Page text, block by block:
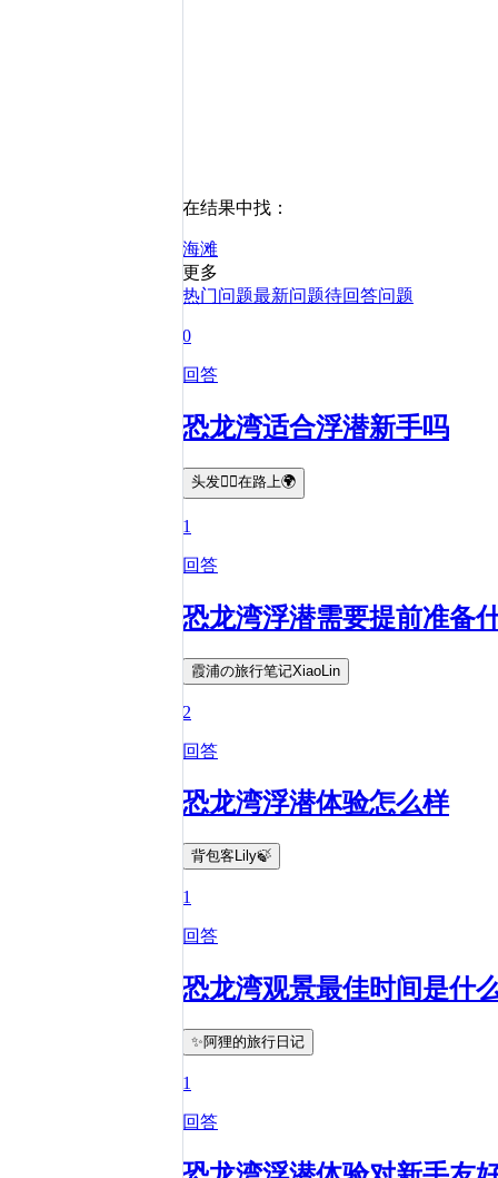
在结果中找：
海滩
更多
热门问题最新问题待回答问题
0
回答
恐龙湾适合浮潜新手吗
头发💇‍♀️在路上🌍
1
回答
恐龙湾浮潜需要提前准备
霞浦の旅行笔记XiaoLin
2
回答
恐龙湾浮潜体验怎么样
背包客Lily🍃
1
回答
恐龙湾观景最佳时间是什
✨阿狸的旅行日记
1
回答